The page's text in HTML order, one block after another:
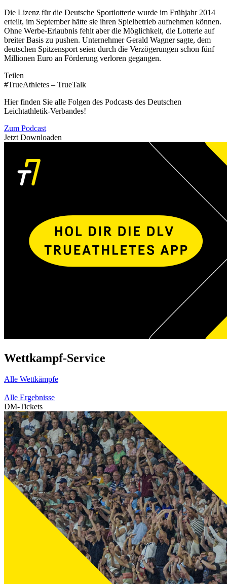
Die Lizenz für die Deutsche Sportlotterie wurde im Frühjahr 2014
erteilt, im September hätte sie ihren Spielbetrieb aufnehmen können.
Ohne Werbe-Erlaubnis fehlt aber die Möglichkeit, die Lotterie auf
breiter Basis zu pushen. Unternehmer Gerald Wagner sagte, dem
deutschen Spitzensport seien durch die Verzögerungen schon fünf
Millionen Euro an Förderung verloren gegangen.
Teilen
#TrueAthletes – TrueTalk
Hier finden Sie alle Folgen des Podcasts des Deutschen
Leichtathletik-Verbandes!
Zum Podcast
Jetzt Downloaden
Wettkampf-Service
Alle Wettkämpfe
Alle Ergebnisse
DM-Tickets